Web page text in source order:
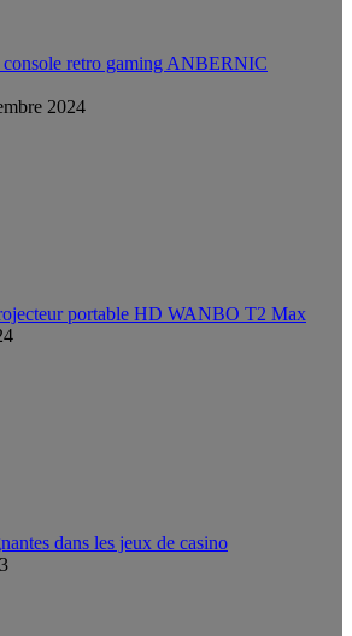
console retro gaming ANBERNIC
2024
portable HD WANBO T2 Max
dans les jeux de casino